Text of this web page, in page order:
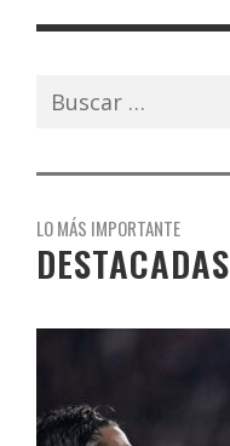
Buscar:
LO MÁS IMPORTANTE
DESTACADAS